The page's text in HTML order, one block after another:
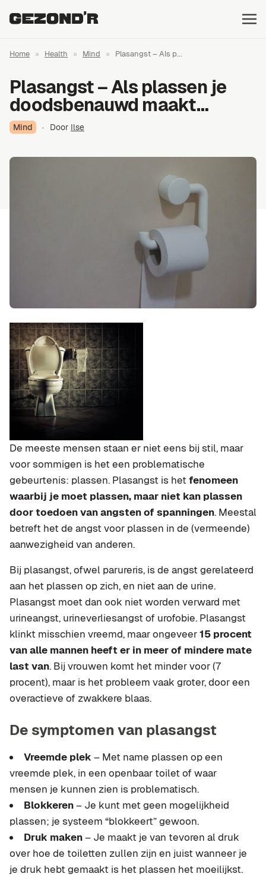
Home » Health » Mind » Plasangst – Als p...
Plasangst – Als plassen je
doodsbenauwd maakt…
Mind · Door Ilse
De meeste mensen staan er niet eens bij stil, maar
voor sommigen is het een problematische
gebeurtenis: plassen. Plasangst is het fenomeen
waarbij je moet plassen, maar niet kan plassen
door toedoen van angsten of spanningen. Meestal
betreft het de angst voor plassen in de (vermeende)
aanwezigheid van anderen.
Bij plasangst, ofwel parureris, is de angst gerelateerd
aan het plassen op zich, en niet aan de urine.
Plasangst moet dan ook niet worden verward met
urineangst, urineverliesangst of urofobie. Plasangst
klinkt misschien vreemd, maar ongeveer15 procent
van alle mannen heeft er in meer of mindere mate
last van. Bij vrouwen komt het minder voor (7
procent), maar is het probleem vaak groter, door een
overactieve of zwakkere blaas.
De symptomen van plasangst
Vreemde plek – Met name plassen op een
vreemde plek, in een openbaar toilet of waar
mensen je kunnen zien is problematisch.
Blokkeren– Je kunt met geen mogelijkheid
plassen; je systeem “blokkeert” gewoon.
Druk maken– Je maakt je van tevoren al druk
over hoe de toiletten zullen zijn en juist wanneer je
je druk hebt gemaakt is het plassen het moeilijkst.